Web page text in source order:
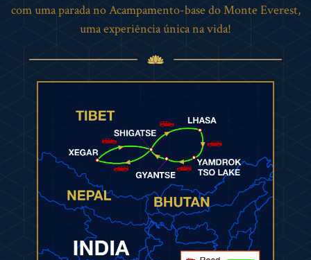
com uma parada no Acampamento-base do Monte Everest,
uma experiência única na vida!